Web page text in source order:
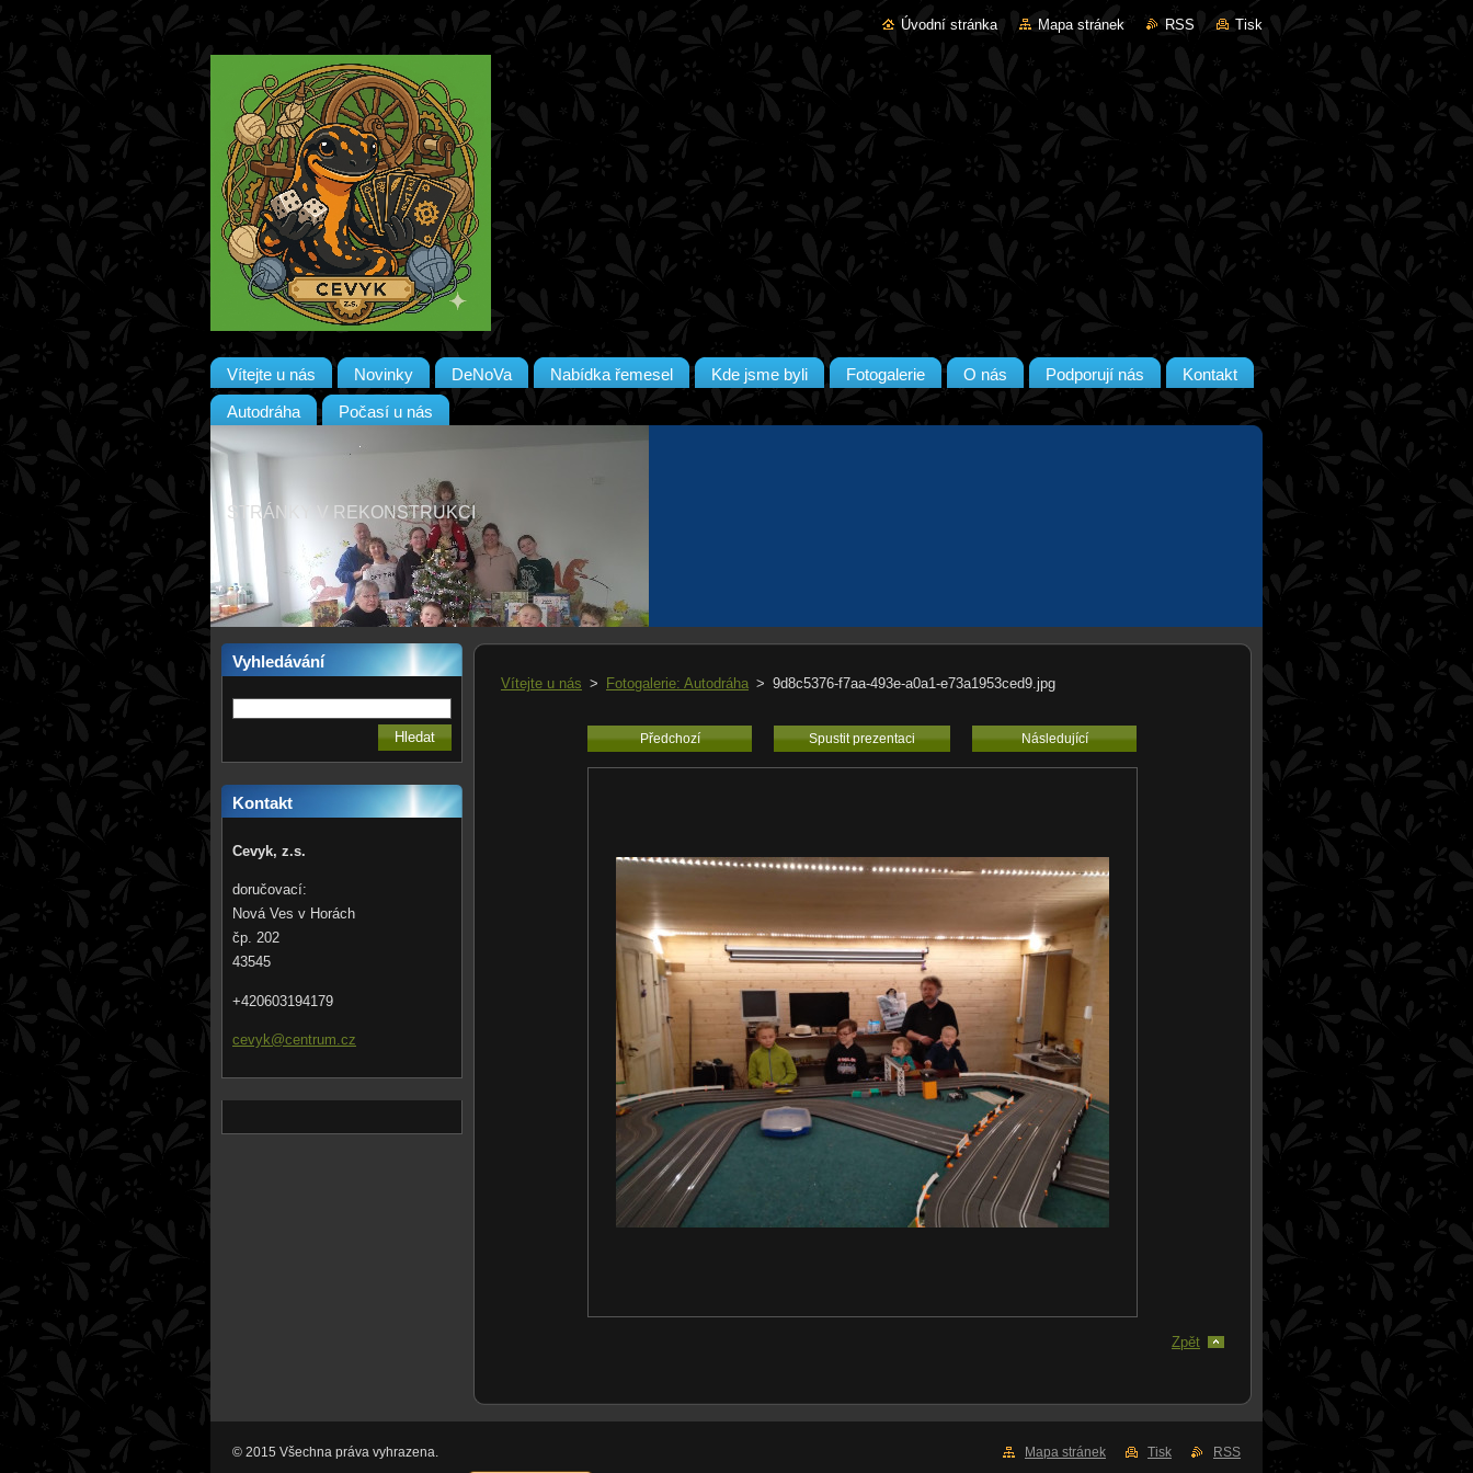
Úvodní stránka Mapa stránek RSS Tisk
Vítejte u nás Novinky DeNoVa Nabídka řemesel Kde jsme byli Fotogalerie O nás Podporují nás Kontakt
Autodráha Počasí u nás
STRÁNKY V REKONSTRUKCI
Vyhledávání
Kontakt
Cevyk, z.s.
doručovací:
Nová Ves v Horách
čp. 202
43545
+420603194179
cevyk@centrum.cz
Vítejte u nás > Fotogalerie: Autodráha > 9d8c5376-f7aa-493e-a0a1-e73a1953ced9.jpg
Předchozí Spustit prezentaci Následující
Zpět
Mapa stránek Tisk RSS
© 2015 Všechna práva vyhrazena.